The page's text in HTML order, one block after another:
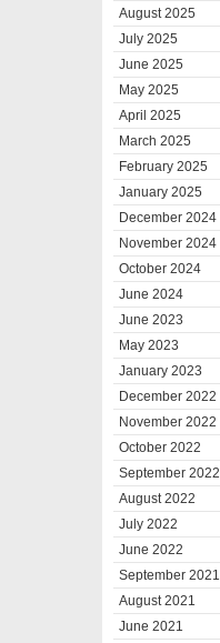
August 2025
July 2025
June 2025
May 2025
April 2025
March 2025
February 2025
January 2025
December 2024
November 2024
October 2024
June 2024
June 2023
May 2023
January 2023
December 2022
November 2022
October 2022
September 2022
August 2022
July 2022
June 2022
September 2021
August 2021
June 2021